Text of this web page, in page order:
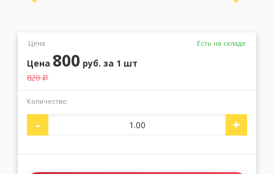
Личный кабинет
Москва
Заказать обратный звонок
Цена Есть на складе
Цена 800 руб. за 1 шт
820a
Количество:
- +